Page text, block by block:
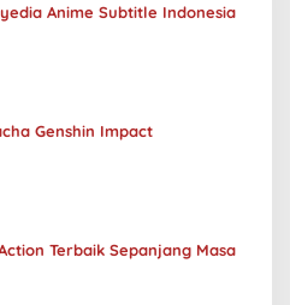
Anime Subtitle Indonesia
Genshin Impact
Terbaik Sepanjang Masa